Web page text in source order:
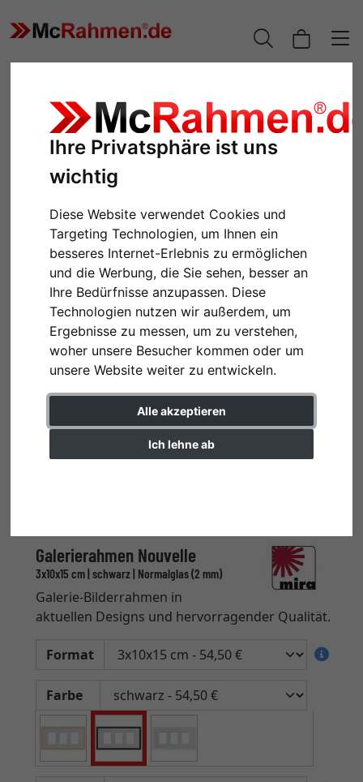
Ihre Privatsphäre ist uns
wichtig
Diese Website verwendet Cookies und
Targeting Technologien, um Ihnen ein
besseres Internet-Erlebnis zu ermöglichen
und die Werbung, die Sie sehen, besser an
Ihre Bedürfnisse anzupassen. Diese
Technologien nutzen wir außerdem, um
Ergebnisse zu messen, um zu verstehen,
woher unsere Besucher kommen oder um
unsere Website weiter zu entwickeln.
Alle akzeptieren
Ich lehne ab
Zurück
Galerierahmen Nouvelle
3x10x15 cm | schwarz | Normalglas (2 mm)
Galerie-Bilderrahmen in
aktuellen Designs und hervorragender Qualität.
Format
Farbe